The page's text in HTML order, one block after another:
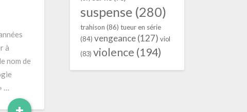
à
nom de
…
suspense(280)
trahison (86) tueur en série
(84) vengeance(127) viol
(83) violence (194)